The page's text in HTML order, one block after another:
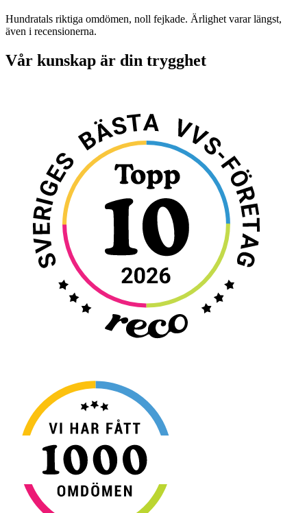
Hundratals riktiga omdömen, noll fejkade. Ärlighet varar längst,
även i recensionerna.
Vår kunskap är din trygghet